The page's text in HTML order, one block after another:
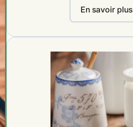
En savoir plus